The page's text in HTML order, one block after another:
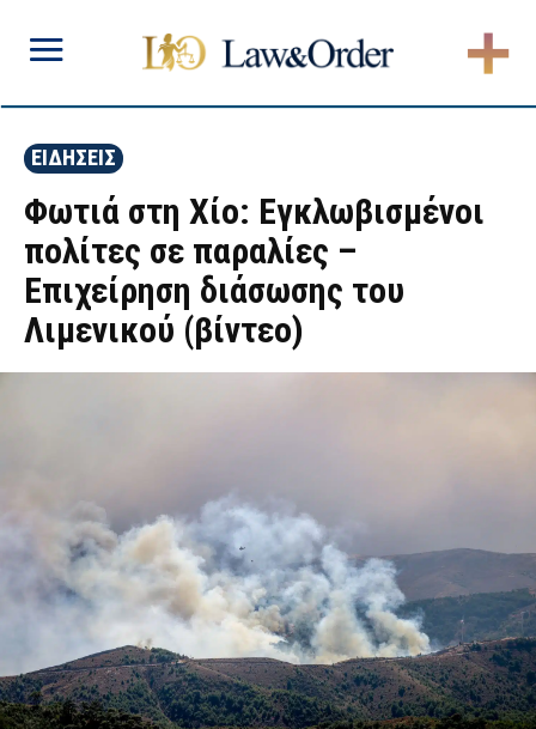
ΕΙΔΗΣΕΙΣ
Φωτιά στη Χίο: Εγκλωβισμένοι
πολίτες σε παραλίες –
Επιχείρηση διάσωσης του
Λιμενικού (βίντεο)